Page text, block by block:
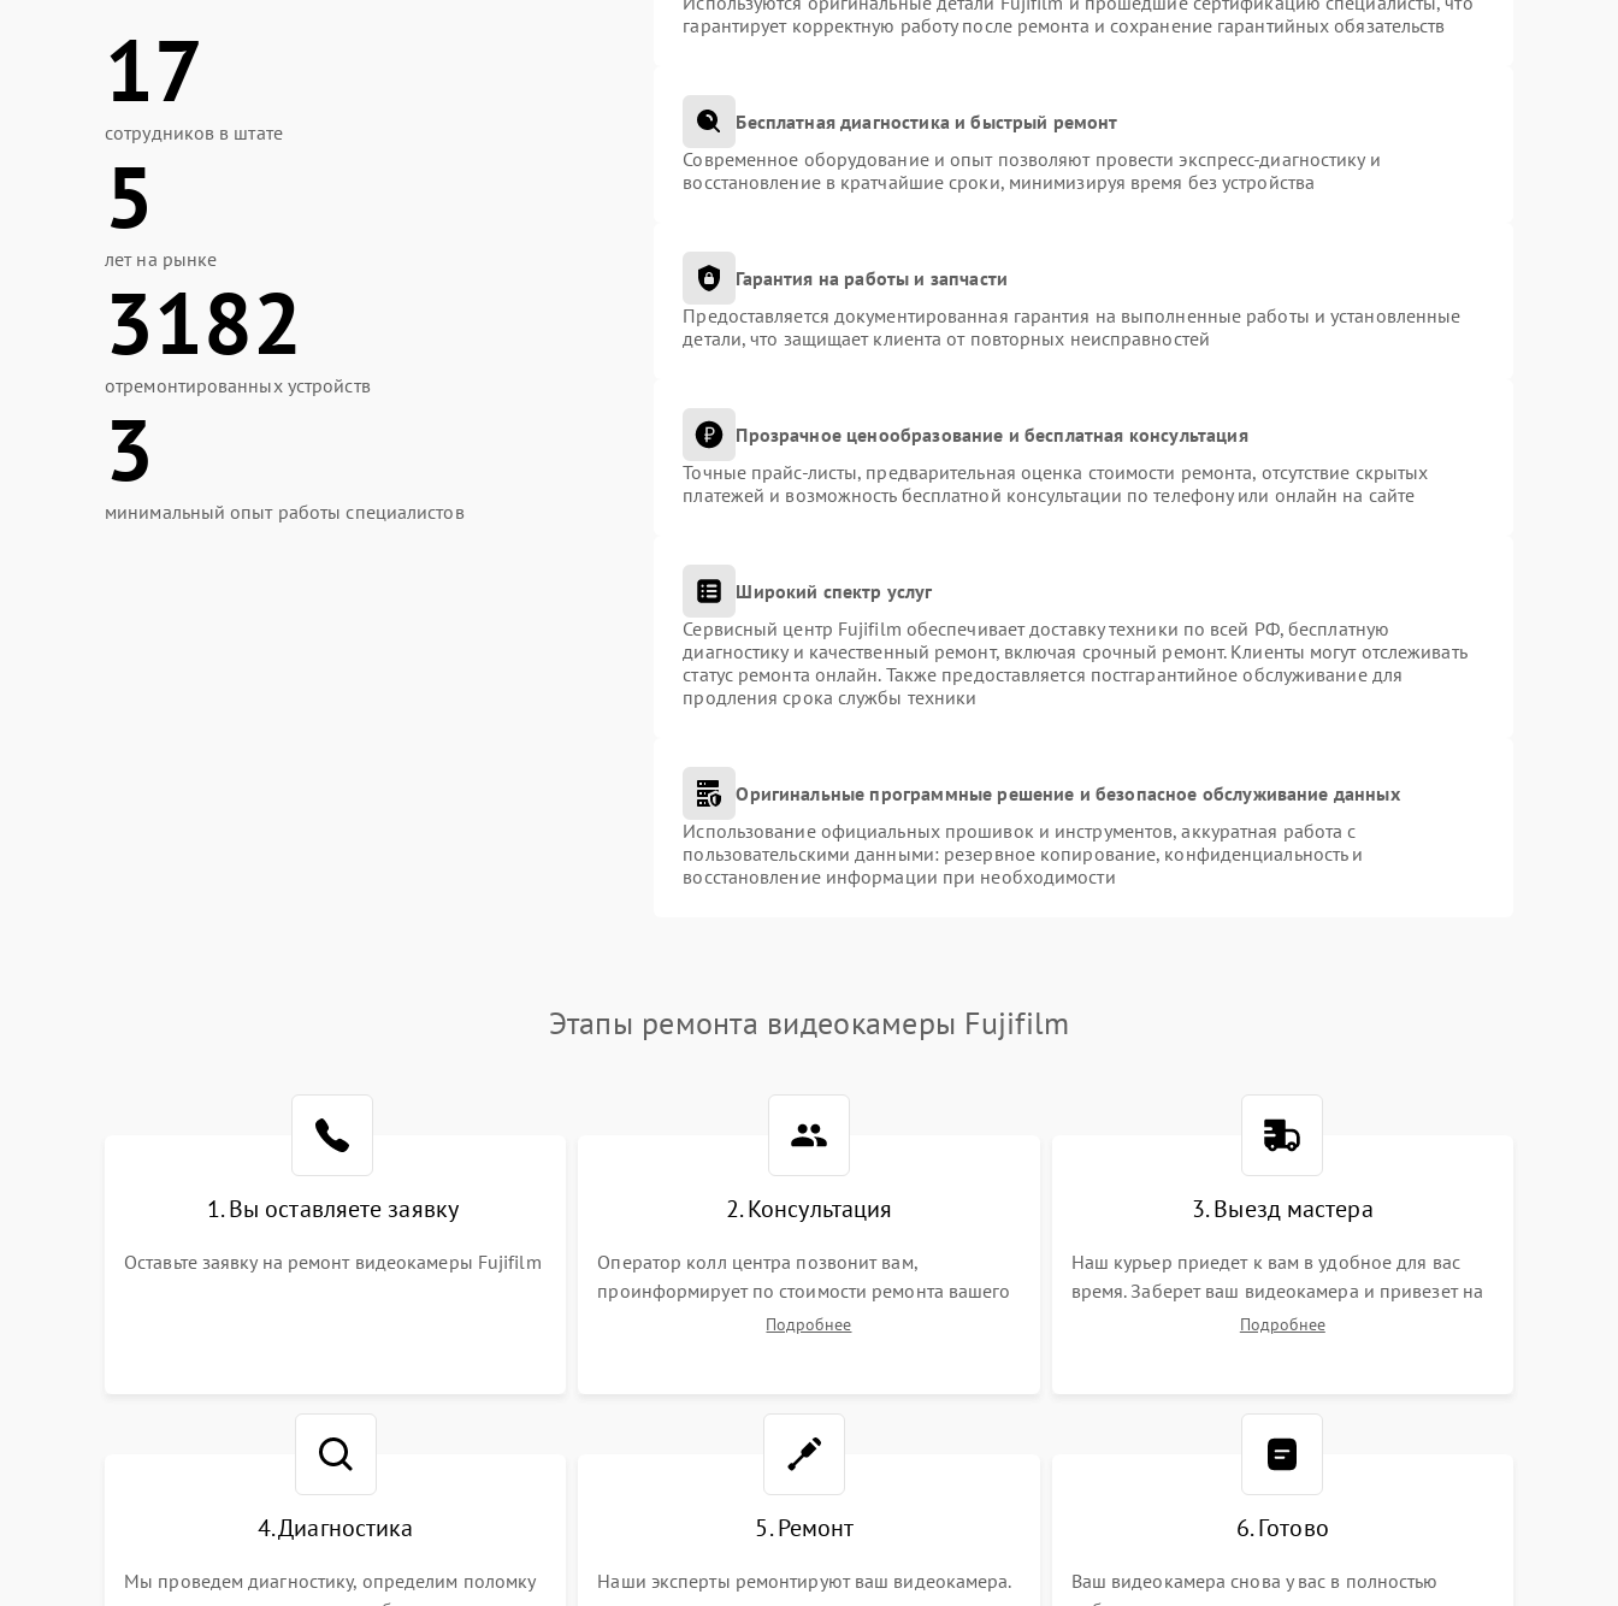
17
сотрудников в штате
5
лет на рынке
3182
отремонтированных устройств
3
минимальный опыт работы специалистов
гарантирует корректную работу после ремонта и сохранение гарантийных обязательств
Бесплатная диагностика и быстрый ремонт
Современное оборудование и опыт позволяют провести экспресс-диагностику и
восстановление в кратчайшие сроки, минимизируя время без устройства
Гарантия на работы и запчасти
Предоставляется документированная гарантия на выполненные работы и установленные
детали, что защищает клиента от повторных неисправностей
Прозрачное ценообразование и бесплатная консультация
Точные прайс-листы, предварительная оценка стоимости ремонта, отсутствие скрытых
платежей и возможность бесплатной консультации по телефону или онлайн на сайте
Широкий спектр услуг
Сервисный центр Fujifilm обеспечивает доставку техники по всей РФ, бесплатную
диагностику и качественный ремонт, включая срочный ремонт. Клиенты могут отслеживать
статус ремонта онлайн. Также предоставляется постгарантийное обслуживание для
продления срока службы техники
Оригинальные программные решение и безопасное обслуживание данных
Использование официальных прошивок и инструментов, аккуратная работа с
пользовательскими данными: резервное копирование, конфиденциальность и
восстановление информации при необходимости
Этапы ремонта видеокамеры Fujifilm
1. Вы оставляете заявку
Оставьте заявку на ремонт видеокамеры Fujifilm
2. Консультация
Оператор колл центра позвонит вам,
проинформирует по стоимости ремонта вашего
видеокамеры а также ответит на все ваши
Подробнее
3. Выезд мастера
Наш курьер приедет к вам в удобное для вас
время. Заберет ваш видеокамера и привезет на
склад для диагностики.Подробнее
4. Диагностика
Мы проведем диагностику, определим поломку
5. Ремонт
Наши эксперты ремонтируют ваш видеокамера.
6. Готово
Ваш видеокамера снова у вас в полностью